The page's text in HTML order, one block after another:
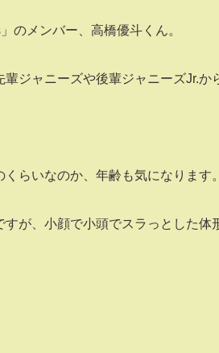
のメンバー、高橋優斗くん。
ジャニーズや後輩ジャニーズJr.か
らいなのか、年齢も気になります。
が、小顔で小頭でスラっとした体